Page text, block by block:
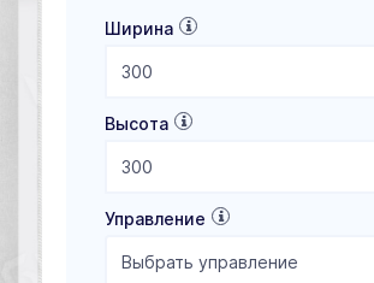
Ширина
Высота
Управление
Выбрать управление